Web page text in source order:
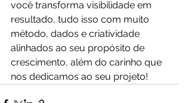
você transforma visibilidade em
resultado, tudo isso com muito
método, dados e criatividade
alinhados ao seu propósito de
crescimento, além do carinho que
nos dedicamos ao seu projeto!